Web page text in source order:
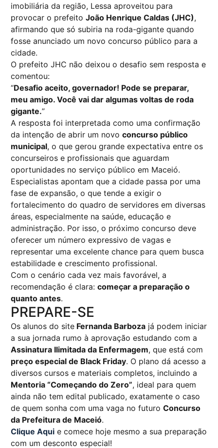
imobiliária da região, Lessa aproveitou para
provocar o prefeitoJoão Henrique Caldas (JHC),
afirmando que só subiria na roda-gigante quando
fosse anunciado um novo concurso público para a
cidade.
O prefeito JHC não deixou o desafio sem resposta e
comentou:
“Desafio aceito, governador! Pode se preparar,
meu amigo. Você vai dar algumas voltas de roda
gigante.”
A resposta foi interpretada como uma confirmação
da intenção de abrir um novoconcurso público
municipal, o que gerou grande expectativa entre os
concurseiros e profissionais que aguardam
oportunidades no serviço público em Maceió.
Especialistas apontam que a cidade passa por uma
fase de expansão, o que tende a exigir o
fortalecimento do quadro de servidores em diversas
áreas, especialmente na saúde, educação e
administração. Por isso, o próximo concurso deve
oferecer um número expressivo de vagas e
representar uma excelente chance para quem busca
estabilidade e crescimento profissional.
Com o cenário cada vez mais favorável, a
recomendação é clara:começar a preparação o
quanto antes.
PREPARE-SE
Os alunos do site Fernanda Barboza já podem iniciar
a sua jornada rumo à aprovação estudando com a
Assinatura Ilimitada da Enfermagem, que está com
preço especial de Black Friday. O plano dá acesso a
diversos cursos e materiais completos, incluindo a
Mentoria “Começando do Zero”, ideal para quem
ainda não tem edital publicado, exatamente o caso
de quem sonha com uma vaga no futuroConcurso
da Prefeitura de Maceió.
Clique Aqui e comece hoje mesmo a sua preparação
com um desconto especial!